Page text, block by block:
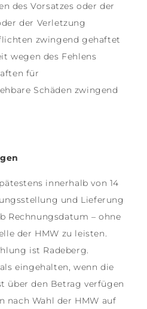
des Vorsatzes oder der
der Verletzung
zwingend gehaftet
wegen des Fehlens
für
Schäden zwingend
innerhalb von 14
und Lieferung
Rechnungsdatum – ohne
der HMW zu leisten.
ist Radeberg.
eingehalten, wenn die
über den Betrag verfügen
nach Wahl der HMW auf